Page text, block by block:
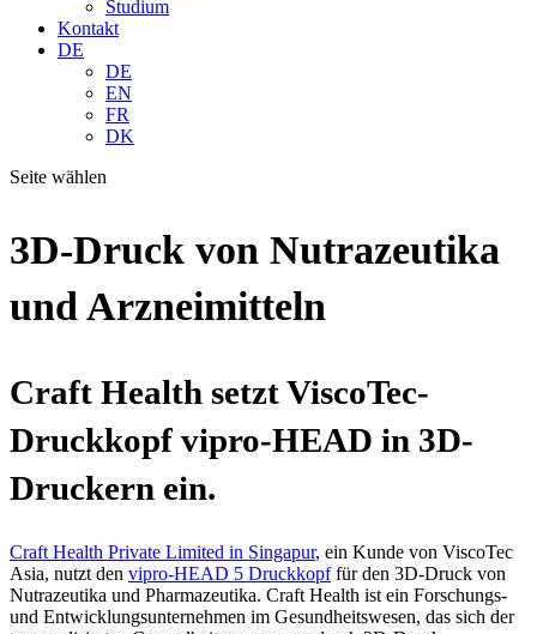
Studium
Kontakt
DE
DE
EN
FR
DK
Seite wählen
3D-Druck von Nutrazeutika
und Arzneimitteln
Craft Health setzt ViscoTec-
Druckkopf vipro-HEAD in 3D-
Druckern ein.
Craft Health Private Limited in Singapur, ein Kunde von ViscoTec
Asia, nutzt den vipro-HEAD 5 Druckkopffür den 3D-Druck von
Nutrazeutika und Pharmazeutika. Craft Health ist ein Forschungs-
und Entwicklungsunternehmen im Gesundheitswesen, das sich der